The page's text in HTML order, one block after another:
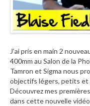
J’ai pris en main 2
400mm au Salon de la
Tamron et Sigma nous
objectifs légers, petits et
Découvrez mes
dans cette nouvelle